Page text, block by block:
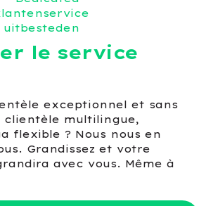
le service
exceptionnel et sans
clientèle multilingue,
flexible ? Nous nous en
Grandissez et votre
avec vous. Même à